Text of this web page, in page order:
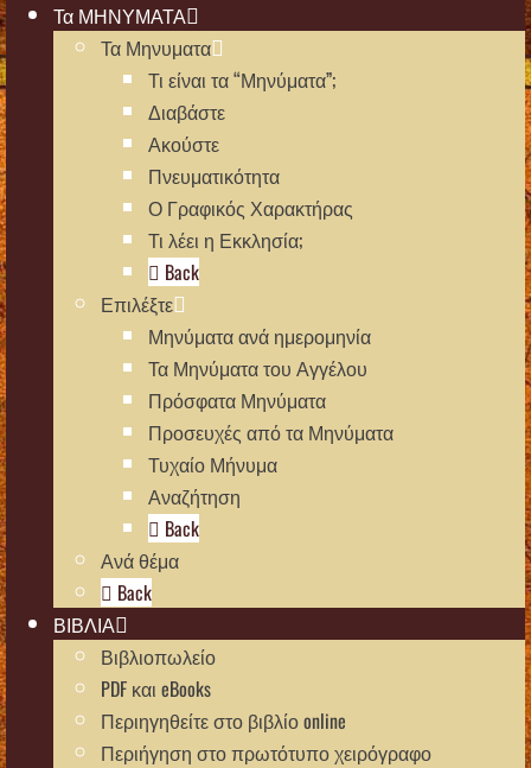
Τα ΜΗΝΥΜΑΤΑ
Τα Μηνυματα
Τι είναι τα “Μηνύματα”;
Διαβάστε
Ακούστε
Πνευματικότητα
Ο Γραφικός Χαρακτήρας
Τι λέει η Εκκλησία;
Back
Επιλέξτε
Μηνύματα ανά ημερομηνία
Τα Μηνύματα του Αγγέλου
Πρόσφατα Μηνύματα
Προσευχές από τα Μηνύματα
Τυχαίο Μήνυμα
Αναζήτηση
Back
Ανά θέμα
Back
ΒΙΒΛΙΑ
Βιβλιοπωλείο
PDF και eBooks
Περιηγηθείτε στο βιβλίο online
Περιήγηση στο πρωτότυπο χειρόγραφο